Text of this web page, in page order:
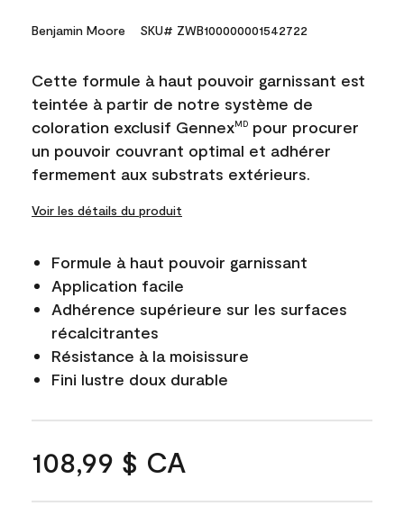
Benjamin Moore SKU# ZWB100000001542722
Cette formule à haut pouvoir garnissant est
teintée à partir de notre système de
coloration exclusif GennexMD pour procurer
un pouvoir couvrant optimal et adhérer
fermement aux substrats extérieurs.
Voir les détails du produit
Formule à haut pouvoir garnissant
Application facile
Adhérence supérieure sur les surfaces
récalcitrantes
Résistance à la moisissure
Fini lustre doux durable
108,99 $ CA